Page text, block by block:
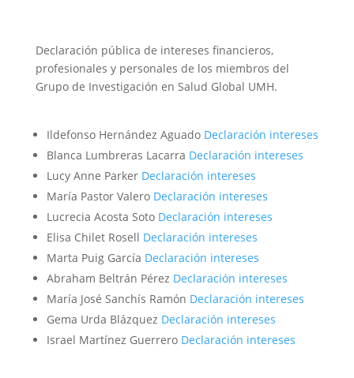
Declaración pública de intereses financieros,
profesionales y personales de los miembros del
Grupo de Investigación en Salud Global UMH.
Ildefonso Hernández Aguado Declaración intereses
Blanca Lumbreras Lacarra Declaración intereses
Lucy Anne ParkerDeclaración intereses
María Pastor Valero Declaración intereses
Lucrecia Acosta Soto Declaración intereses
Elisa Chilet Rosell Declaración intereses
Marta Puig García Declaración intereses
Abraham Beltrán Pérez Declaración intereses
María José Sanchís Ramón Declaración intereses
Gema Urda Blázquez Declaración intereses
Israel Martínez Guerrero Declaración intereses